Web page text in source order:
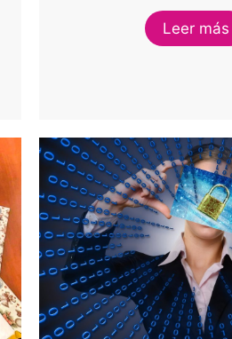
Leer más